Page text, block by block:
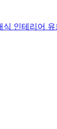
식 인테리어 유